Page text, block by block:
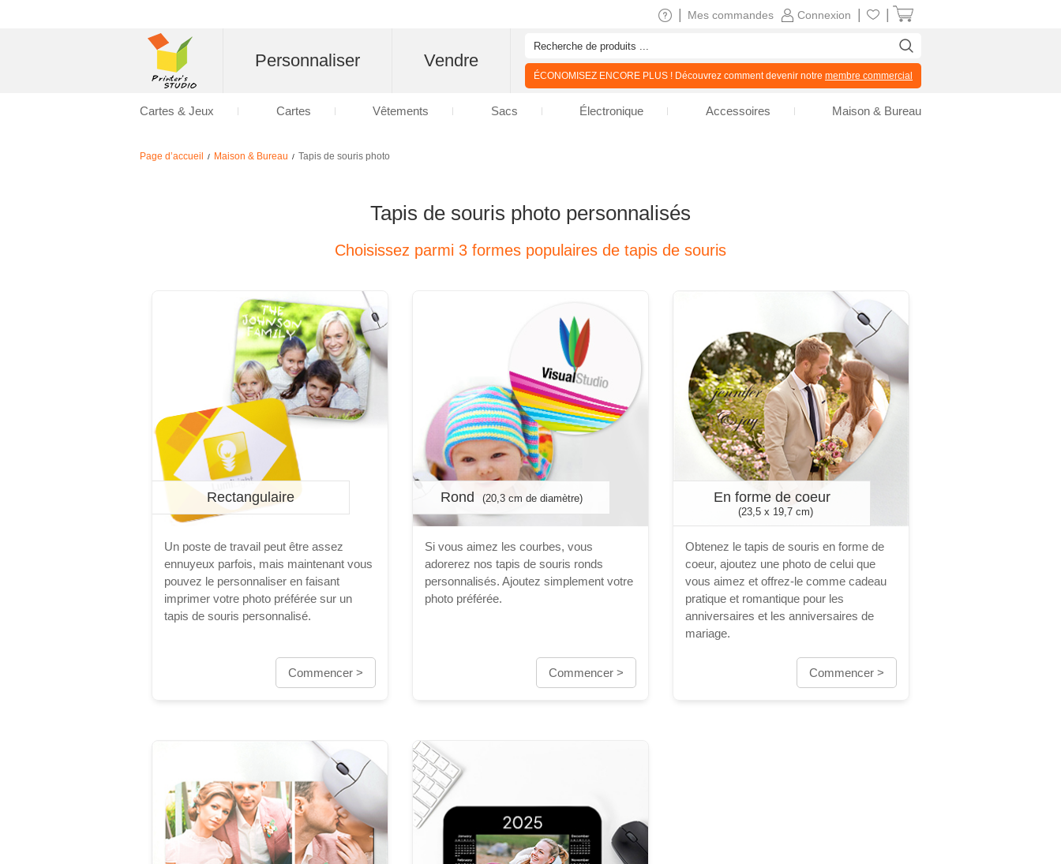
Page d’accueil / Maison & Bureau / Tapis de souris photo
Tapis de souris photo personnalisés
Choisissez parmi 3 formes populaires de tapis de souris
Rectangulaire
Un poste de travail peut être assez
ennuyeux parfois, mais maintenant vous
pouvez le personnaliser en faisant
imprimer votre photo préférée sur un
tapis de souris personnalisé.
Commencer >
Rond (20,3 cm de diamètre)
Si vous aimez les courbes, vous
adorerez nos tapis de souris ronds
personnalisés. Ajoutez simplement votre
photo préférée.
Commencer >
En forme de coeur
(23,5 x 19,7 cm)
Obtenez le tapis de souris en forme de
coeur, ajoutez une photo de celui que
vous aimez et offrez-le comme cadeau
pratique et romantique pour les
anniversaires et les anniversaires de
mariage.
Commencer >
Connexion
Mes commandes
Personnaliser Vendre
ÉCONOMISEZ ENCORE PLUS ! Découvrez comment devenir notre membre commercial
Cartes & Jeux Cartes Vêtements Sacs Électronique Accessoires Maison & Bureau